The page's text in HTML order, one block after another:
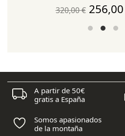
320,00€ El
precio
256,00
A partir de 50€
gratis a España
Somos apasionados
de la montaña